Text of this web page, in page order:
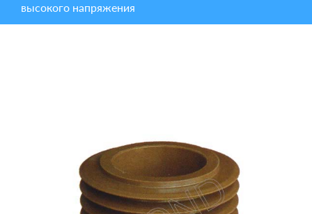
высокого напряжения